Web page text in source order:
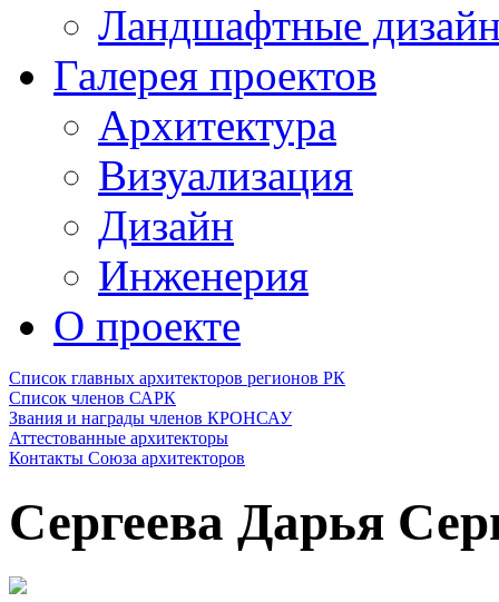
Ландшафтные
Галерея проектов
Архитектура
Визуализация
Дизайн
Инженерия
О проекте
Список главных архитекторов регионов РК
Список членов САРК
Звания и награды членов КРОНСАУ
Аттестованные архитекторы
Контакты Союза архитекторов
Сергеева Дарья